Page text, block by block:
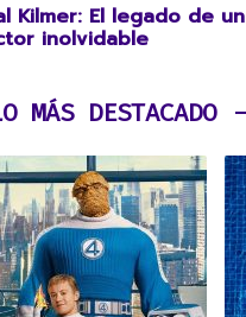
Kilmer: El legado de un
inolvidable
MÁS DESTACADO